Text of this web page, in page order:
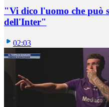
"Vi dico l'uomo che può
dell'Inter"
02:03